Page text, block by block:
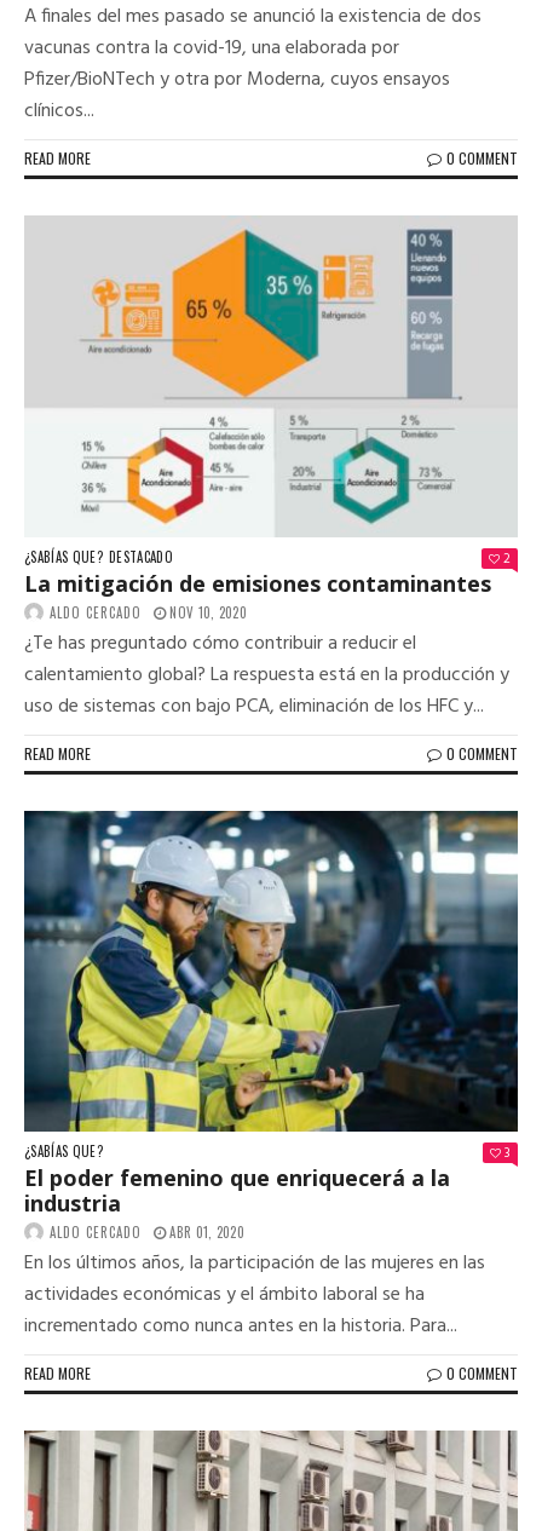
A finales del mes pasado se anunció la existencia de dos
vacunas contra la covid-19, una elaborada por
Pfizer/BioNTech y otra por Moderna, cuyos ensayos
clínicos...
READ MORE 0 COMMENT
¿SABÍAS QUE? DESTACADO 2
La mitigación de emisiones contaminantes
ALDO CERCADO NOV 10, 2020
¿Te has preguntado cómo contribuir a reducir el
calentamiento global? La respuesta está en la producción y
uso de sistemas con bajo PCA, eliminación de los HFC y...
READ MORE 0 COMMENT
¿SABÍAS QUE? 3
El poder femenino que enriquecerá a la
industria
ALDO CERCADO ABR 01, 2020
En los últimos años, la participación de las mujeres en las
actividades económicas y el ámbito laboral se ha
incrementado como nunca antes en la historia. Para...
READ MORE 0 COMMENT